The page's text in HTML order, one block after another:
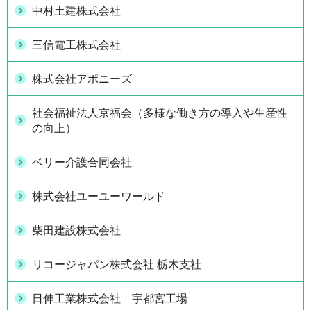
中村土建株式会社
三信電工株式会社
株式会社アポニーズ
社会福祉法人京福会（多様な働き方の導入や生産性
の向上）
ベリー介護合同会社
株式会社ユーユーワールド
柴田建設株式会社
リコージャパン株式会社 栃木支社
日伸工業株式会社 宇都宮工場